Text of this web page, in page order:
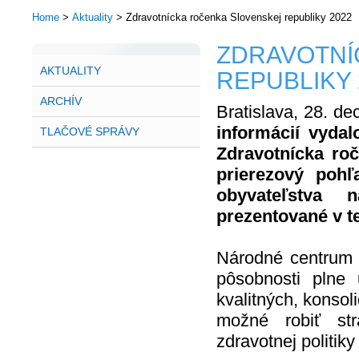
Home> Aktuality> Zdravotnícka ročenka Slovenskej republiky 2022
AKTUALITY
ARCHÍV
TLAČOVÉ SPRÁVY
REPUBLIKY
Bratislava, 28.
informácií
Zdravotnícka
prierezový
obyvateľstva
prezentované v
Národné
pôsobnosti plne
kvalitných,
možné robiť
zdravotnej